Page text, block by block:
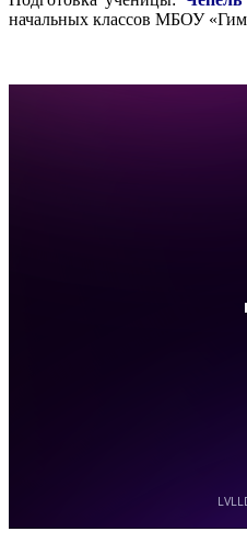
начальных классов МБОУ